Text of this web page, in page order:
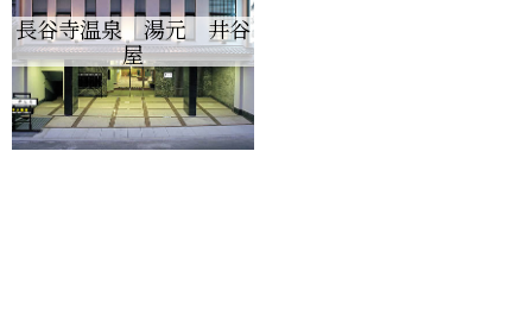
長谷寺温泉 湯元 井谷
屋